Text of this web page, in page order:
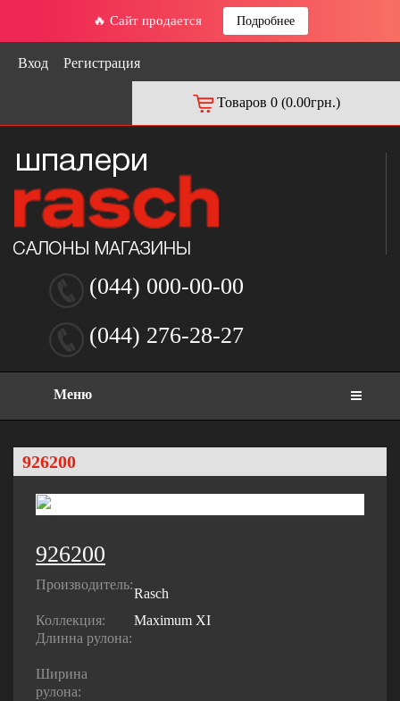
🔥 Сайт продается Подробнее
Вход Регистрация
Товаров 0 (0.00грн.)
(044) 000-00-00
(044) 276-28-27
Меню
926200
926200
Производитель:
Rasch
Коллекция:
Maximum XI
Длинна рулона:
Ширина
рулона: